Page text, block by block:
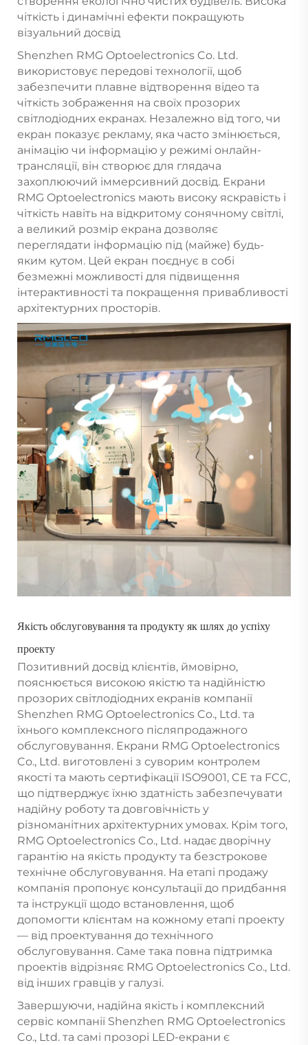
чіткість і динамічні ефекти покращують
візуальний досвід
Shenzhen RMG Optoelectronics Co. Ltd.
використовує передові технології, щоб
забезпечити плавне відтворення відео та
чіткість зображення на своїх прозорих
світлодіодних екранах. Незалежно від того, чи
екран показує рекламу, яка часто змінюється,
анімацію чи інформацію у режимі онлайн-
трансляції, він створює для глядача
захоплюючий іммерсивний досвід. Екрани
RMG Optoelectronics мають високу яскравість і
чіткість навіть на відкритому сонячному світлі,
а великий розмір екрана дозволяє
переглядати інформацію під (майже) будь-
яким кутом. Цей екран поєднує в собі
безмежні можливості для підвищення
інтерактивності та покращення привабливості
архітектурних просторів.
Якість обслуговування та продукту як шлях до успіху
проекту
Позитивний досвід клієнтів, ймовірно,
пояснюється високою якістю та надійністю
прозорих світлодіодних екранів компанії
Shenzhen RMG Optoelectronics Co., Ltd. та
їхнього комплексного післяпродажного
обслуговування. Екрани RMG Optoelectronics
Co., Ltd. виготовлені з суворим контролем
якості та мають сертифікації ISO9001, CE та FCC,
що підтверджує їхню здатність забезпечувати
надійну роботу та довговічність у
різноманітних архітектурних умовах. Крім того,
RMG Optoelectronics Co., Ltd. надає дворічну
гарантію на якість продукту та безстрокове
технічне обслуговування. На етапі продажу
компанія пропонує консультації до придбання
та інструкції щодо встановлення, щоб
допомогти клієнтам на кожному етапі проекту
— від проектування до технічного
обслуговування. Саме така повна підтримка
проектів відрізняє RMG Optoelectronics Co., Ltd.
від інших гравців у галузі.
Завершуючи, надійна якість і комплексний
сервіс компанії Shenzhen RMG Optoelectronics
Co., Ltd. та самі прозорі LED-екрани є